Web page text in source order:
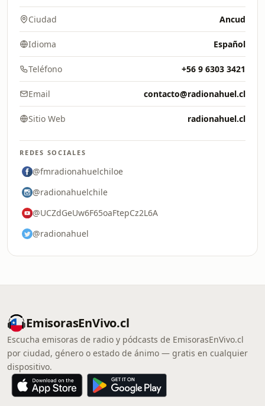
Ciudad Ancud
Idioma Español
Teléfono +56 9 6303 3421
Email contacto@radionahuel.cl
Sitio Web radionahuel.cl
REDES SOCIALES
@fmradionahuelchiloe
@radionahuelchile
@UCZdGeUw6F65oaFtepCz2L6A
@radionahuel
EmisorasEnVivo.cl
Escucha emisoras de radio y pódcasts de EmisorasEnVivo.cl
por ciudad, género o estado de ánimo — gratis en cualquier
dispositivo.